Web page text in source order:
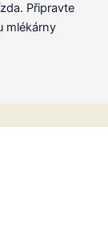
Připravte
mlékárny